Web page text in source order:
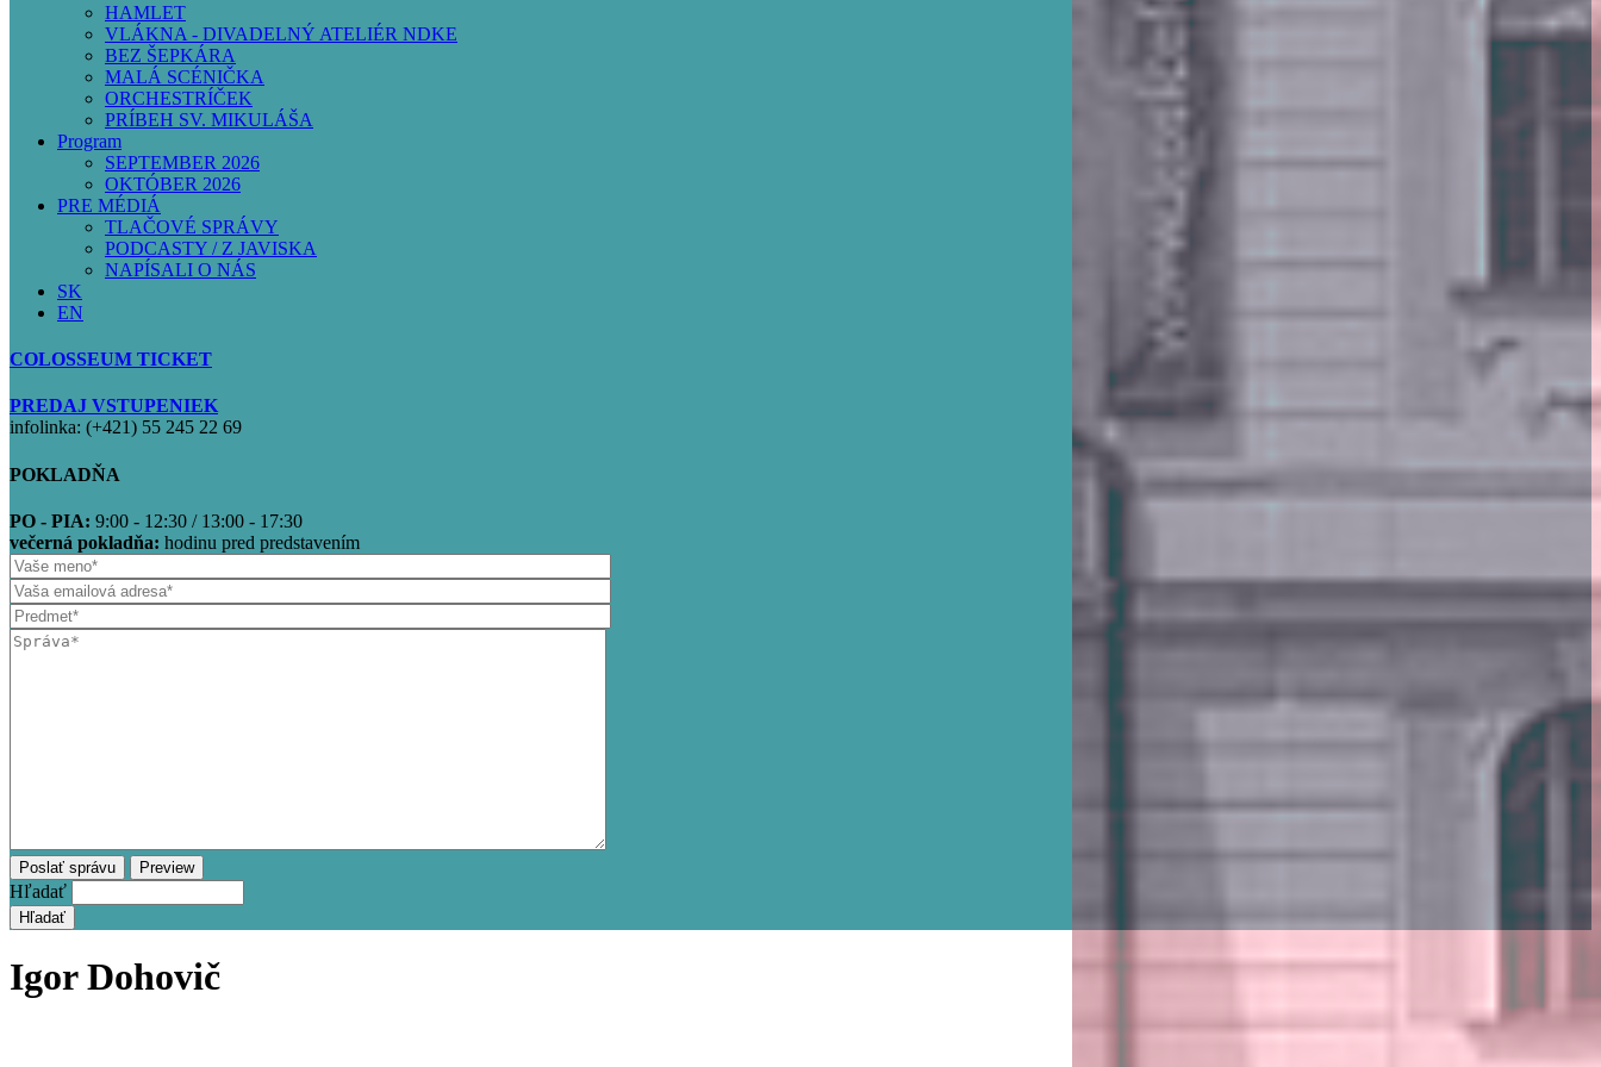
HAMLET
VLÁKNA - DIVADELNÝ ATELIÉR NDKE
BEZ ŠEPKÁRA
MALÁ SCÉNIČKA
ORCHESTRÍČEK
PRÍBEH SV. MIKULÁŠA
Program
SEPTEMBER 2026
OKTÓBER 2026
PRE MÉDIÁ
TLAČOVÉ SPRÁVY
PODCASTY / Z JAVISKA
NAPÍSALI O NÁS
SK
EN
COLOSSEUM TICKET
PREDAJ VSTUPENIEK
infolinka: (+421) 55 245 22 69
POKLADŇA
PO - PIA: 9:00 - 12:30 / 13:00 - 17:30
večerná pokladňa: hodinu pred predstavením
Hľadať
Igor Dohovič